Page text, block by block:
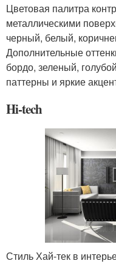
Цветовая палитра
металлическими
черный, белый,
Дополнительные
бордо, зеленый,
паттерны и яркие
Hi-tech
Стиль Хай-тек в